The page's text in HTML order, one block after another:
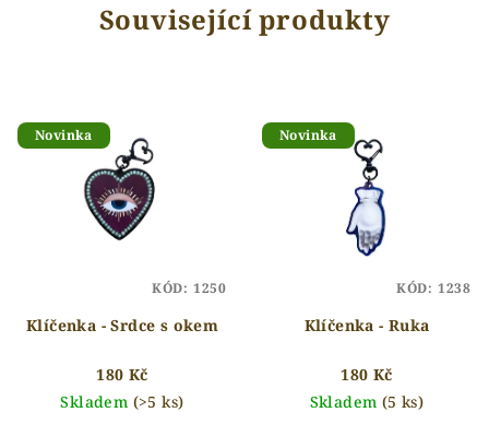
Související produkty
Novinka
Klíčenka - Srdce s okem
180 Kč
Skladem (>5 ks)
KÓD: 1250
Novinka
Klíčenka - Ruka
180 Kč
Skladem (5 ks)
KÓD: 1238